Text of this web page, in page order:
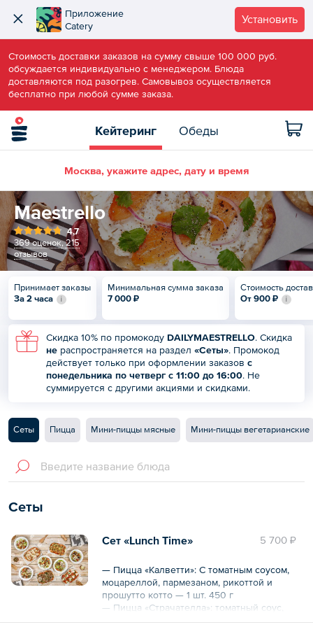
Приложение
Catery
Установить
Стоимость доставки заказов на сумму свыше 100 000 руб.
обсуждается индивидуально с менеджером. Блюда
доставляются под разогрев. Самовывоз осуществляется
бесплатно при любой сумме заказа.
Кейтеринг Обеды
Москва, укажите адрес, дату и время
Maestrello
4,7
369 оценок,215
отзывов
Принимает заказы
За 2 часа
Минимальная сумма заказа
7 000 ₽
Стоимость
От 900 ₽
Скидка 10% по промокоду DAILYMAESTRELLO. Скидка
не распространяется на раздел «Сеты». Промокод
действует только при оформлении заказов с
понедельника по четверг с 11:00 до 16:00. Не
суммируется с другими акциями и скидками.
Сеты Пицца Мини-пиццы мясные Мини-пиццы вегетарианские
Сеты
5 700 ₽
Сет «Lunch Time»
— Пицца «Калветти»: С томатным соусом,
моцареллой, пармезаном, рикоттой и
прошутто котто — 1 шт. 450 г
— Пицца «Страчателла»: томатный соус,
пармезан, базилик, страчателла,